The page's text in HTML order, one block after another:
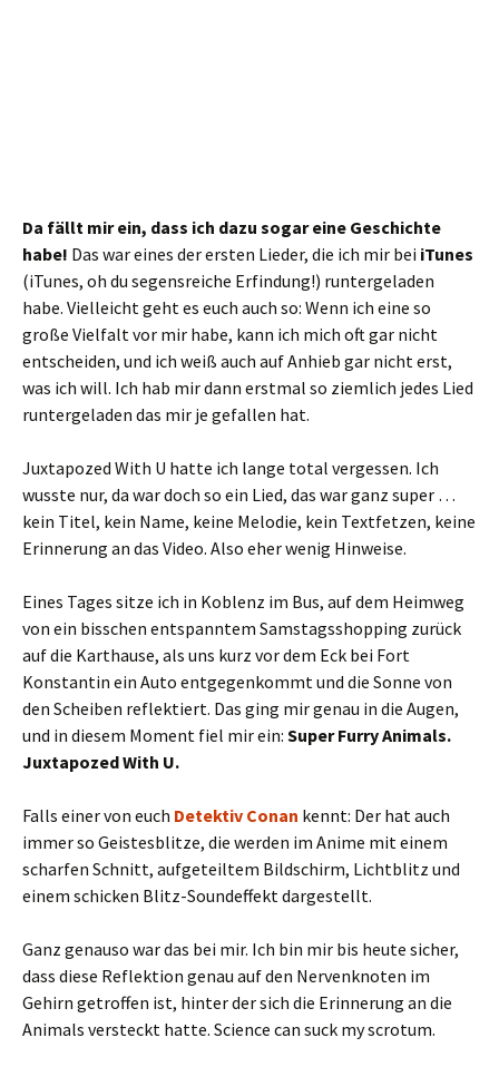
Da fällt mir ein, dass ich dazu sogar eine Geschichte
habe! Das war eines der ersten Lieder, die ich mir bei iTunes
(iTunes, oh du segensreiche Erfindung!) runtergeladen
habe. Vielleicht geht es euch auch so: Wenn ich eine so
große Vielfalt vor mir habe, kann ich mich oft gar nicht
entscheiden, und ich weiß auch auf Anhieb gar nicht erst,
was ich will. Ich hab mir dann erstmal so ziemlich jedes Lied
runtergeladen das mir je gefallen hat.
Juxtapozed With U hatte ich lange total vergessen. Ich
wusste nur, da war doch so ein Lied, das war ganz super …
kein Titel, kein Name, keine Melodie, kein Textfetzen, keine
Erinnerung an das Video. Also eher wenig Hinweise.
Eines Tages sitze ich in Koblenz im Bus, auf dem Heimweg
von ein bisschen entspanntem Samstagsshopping zurück
auf die Karthause, als uns kurz vor dem Eck bei Fort
Konstantin ein Auto entgegenkommt und die Sonne von
den Scheiben reflektiert. Das ging mir genau in die Augen,
und in diesem Moment fiel mir ein: Super Furry Animals.
Juxtapozed With U.
Falls einer von euch Detektiv Conan kennt: Der hat auch
immer so Geistesblitze, die werden im Anime mit einem
scharfen Schnitt, aufgeteiltem Bildschirm, Lichtblitz und
einem schicken Blitz-Soundeffekt dargestellt.
Ganz genauso war das bei mir. Ich bin mir bis heute sicher,
dass diese Reflektion genau auf den Nervenknoten im
Gehirn getroffen ist, hinter der sich die Erinnerung an die
Animals versteckt hatte. Science can suck my scrotum.